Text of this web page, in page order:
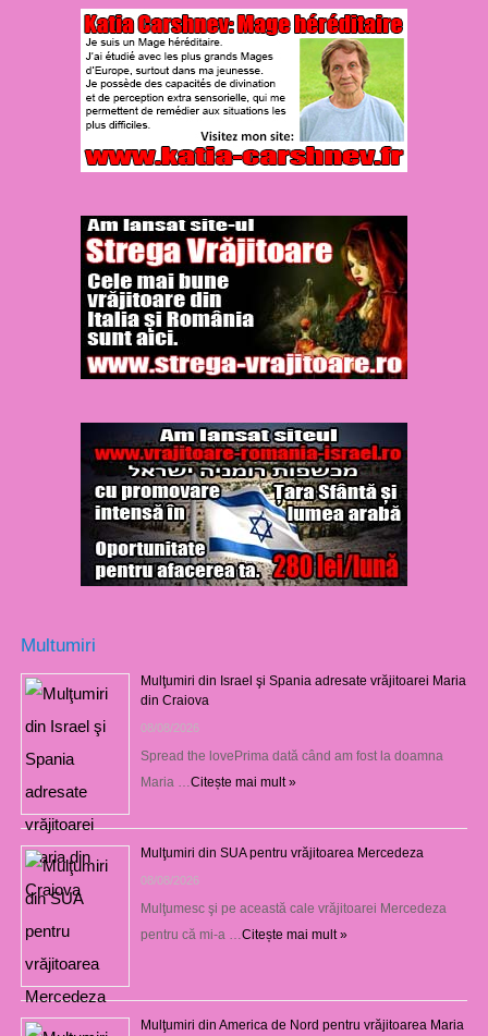
Multumiri
Mulţumiri din Israel şi Spania adresate vrăjitoarei Maria
din Craiova
08/08/2026
Spread the lovePrima dată când am fost la doamna
Maria …Citește mai mult »
Mulţumiri din SUA pentru vrăjitoarea Mercedeza
08/08/2026
Mulţumesc şi pe această cale vrăjitoarei Mercedeza
pentru că mi-a …Citește mai mult »
Mulţumiri din America de Nord pentru vrăjitoarea Maria